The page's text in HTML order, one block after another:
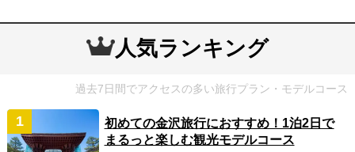
人気ランキング
過去7日間でアクセスの多い旅行プラン・モデルコース
初めての金沢旅行におすすめ！1泊2日で
まるっと楽しむ観光モデルコース